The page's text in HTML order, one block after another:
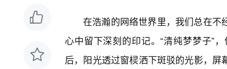
在浩瀚的网络世界里，我们总在不
心中留下深刻的印记。“清纯梦梦子”
后，阳光透过窗棂洒下斑驳的光影，